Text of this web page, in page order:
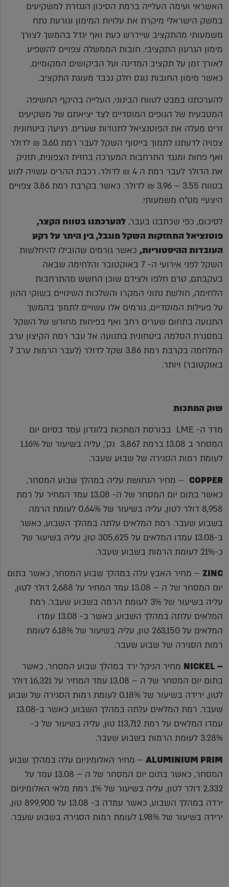
האשראי ועימה העלייה ברמת הסיכון הנגזרת למשקיעים
במשק הישראלי מיקרת את עלויות המימון וגורעת נתח
משמעותי מהתקציב שיידרש כעת ואף יגדל בהמשך לצורך
מימון הגרעון התקציבי. חובות הממשלה צפויים להשפיע
לאורך זמן על תקציב המדינה ועל הביקושים המקומיים,
כאשר מימון החובות נוגס חלק נכבד מעוגת התקציב.
להערכתנו במבט לטווח הבינוני, העלייה בהיקף החשיפה
המטבעית של הגופים המוסדיים לצד יציאתם של משקיעים
זרים מעלה את הפוטנציאל לתנודות שערים. רגיעה ביטחונית
צפויה לדעתנו לתמוך בייסוף השקל לעבר רמת 3.60 ₪ לדולר
ואף פחות ומנגד התרחבות המערכה בחזית הצפונית, תזניק
את הדולר לעבר רמת ה 4 ₪ לדולר. רכבת ההרים עשויה לנוע
בטווח 3.55 – 3.96 ₪ לדולר. כאשר בקרבת רמת 3.86 צפויים
היצעיי מט"ח משמעותי.
לסיכום, כפי שכתבנו בעבר, להערכתנו בטווח הקצר,
פוטנציאל התחזקות השקל מוגבל, בין היתר על רקע
העובדות ההיסטוריות, כאשר גורמים שהובילו להיחלשות
השקל לפני אירועי ה- 7 באוקטובר והלחימה שבאה
בעקבתם, טרם חלפו ולצידם שוכן החשש מהתרחבות
הלחימה, חולשת נתוני המקרו והשלכות השינויים בשוקי ההון
על פעילות המוסדיים, גורמים אלו עשויים לתמוך בהמשך
התנועה בתחום שערים רחב ואף בפיחות מחודש של השקל
במסגרת הסלמה ביטחונית בתנועה אל עבר רמת הקיצון ערב
המלחמה בקרבת רמת 3.86 שקל לדולר (לעבר הרמות ערב 7
באוקטובר) ויותר.
שוק המתכות
מדד ה- LME בבורסת המתכות בלונדון עמד בסיום יום
המסחר ב 13.08 ברמת 3,867 נק', עליה בשיעור של 1.16%
לעומת רמות הסגירה של שבוע שעבר.
COPPER – מחיר הנחושת עליה במהלך שבוע המסחר,
כאשר בתום יום המסחר של ה- 13.08 עמד המחיר על רמת
8,958 דולר לטון, עליה בשיעור של 0.64% לעומת הרמה
בשבוע שעבר. רמת המלאים עלתה במהלך השבוע, כאשר
ב-13.08 עמדו המלאים על 305,625 טון, עליה בשיעור של
כ-21% לעומת הרמות בשבוע שעבר.
ZINC – מחיר האבץ עלה במהלך שבוע המסחר, כאשר בתום
יום המסחר של ה – 13.08 עמד המחיר על 2,688 דולר לטון,
עליה בשיעור של 3% לעומת הרמה בשבוע שעבר. רמת
המלאים עלתה במהלך השבוע, כאשר ב- 13.08 עמדו
המלאים על 263,150 טון, עליה בשיעור של 6.18% לעומת
רמות הסגירה של שבוע שעבר.
– NICKEL
מחיר הניקל ירד במהלך שבוע המסחר, כאשר
בתום יום המסחר של ה – 13.08 עמד המחיר על 16,321 דולר
לטון, ירידה בשיעור של 0.18% לעומת רמות הסגירה של שבוע
שעבר. רמת המלאים עלתה במהלך השבוע, כאשר ב-13.08
עמדו המלאים על רמת 113,712 טון, עליה בשיעור של כ-
3.28% לעומת הרמות בשבוע שעבר.
ALUMINIUM PRIM – מחיר האלומיניום עלה במהלך שבוע
המסחר, כאשר בתום יום המסחר של ה – 13.08 עמד על
2,332 דולר לטון, עליה בשיעור של 1%. רמת מלאי האלומיניום
ירדה במהלך השבוע, כאשר עמדה ב- 13.08 על 899,900 טון,
ירידה בשיעור של 1.98% לעומת רמות הסגירה בשבוע שעבר.